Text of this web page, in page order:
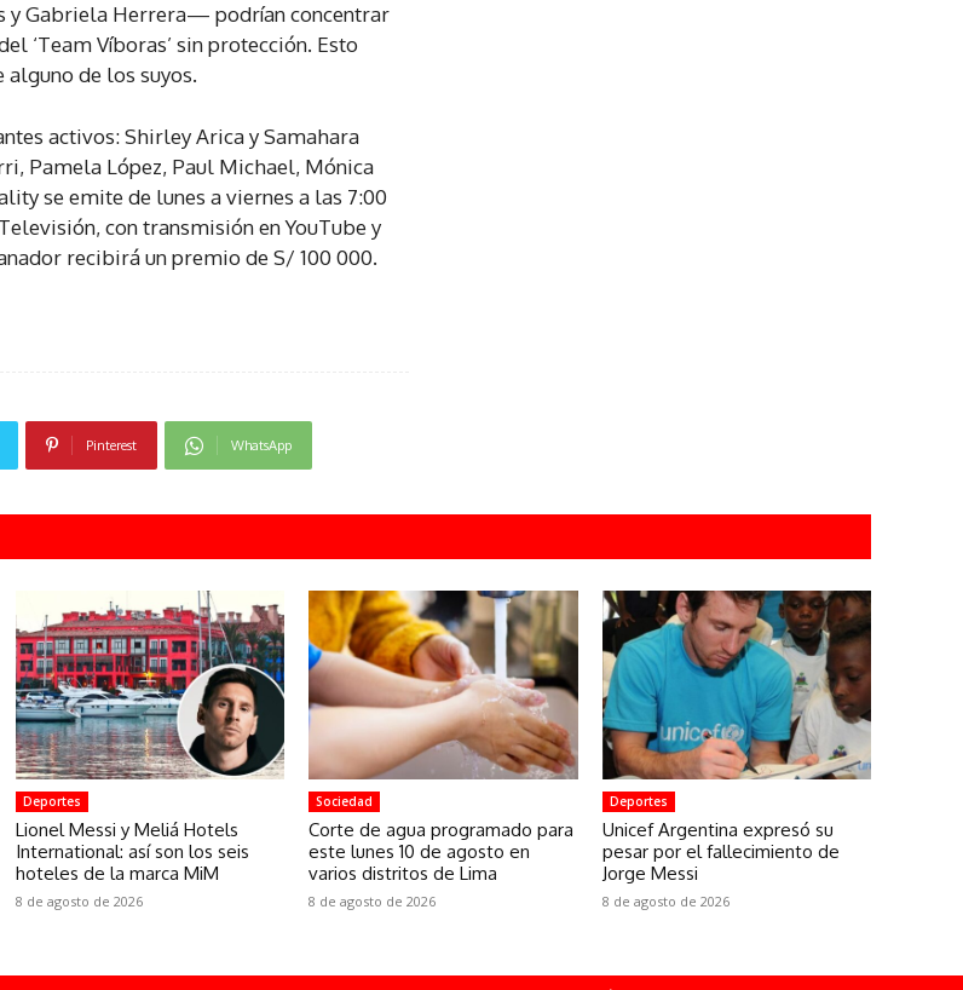
y Gabriela Herrera— podrían concentrar
‘Team Víboras’ sin protección. Esto
de los suyos.
activos: Shirley Arica y Samahara
Pamela López, Paul Michael, Mónica
se emite de lunes a viernes a las 7:00
con transmisión en YouTube y
recibirá un premio de S/ 100 000.
Pinterest WhatsApp
Deportes
Lionel Messi y Meliá Hotels
International: así son los seis
hoteles de la marca MiM
8 de agosto de 2026
Sociedad
Corte de agua programado para
este lunes 10 de agosto en
varios distritos de Lima
8 de agosto de 2026
Deportes
Unicef Argentina expresó su
pesar por el fallecimiento de
Jorge Messi
8 de agosto de 2026